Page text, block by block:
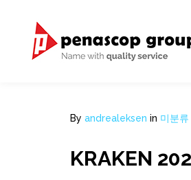
By andrealeksen in 미분류
KRAKEN